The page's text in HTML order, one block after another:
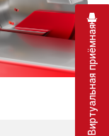
Виртуальная приёмная